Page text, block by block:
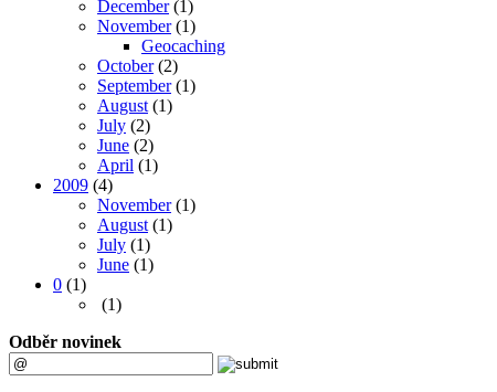
December (1)
November (1)
Geocaching
October (2)
September (1)
August (1)
July (2)
June (2)
April (1)
2009 (4)
November (1)
August (1)
July (1)
June (1)
0 (1)
(1)
Odběr novinek